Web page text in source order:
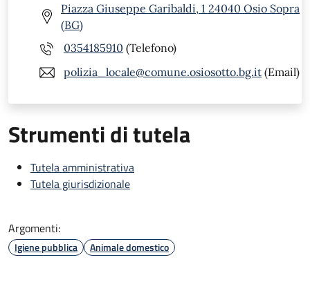
Piazza Giuseppe Garibaldi, 1 24040 Osio Sopra
(BG)
0354185910 (Telefono)
polizia_locale@comune.osiosotto.bg.it (Email)
Strumenti di tutela
Tutela amministrativa
Tutela giurisdizionale
Argomenti:
Igiene pubblica Animale domestico